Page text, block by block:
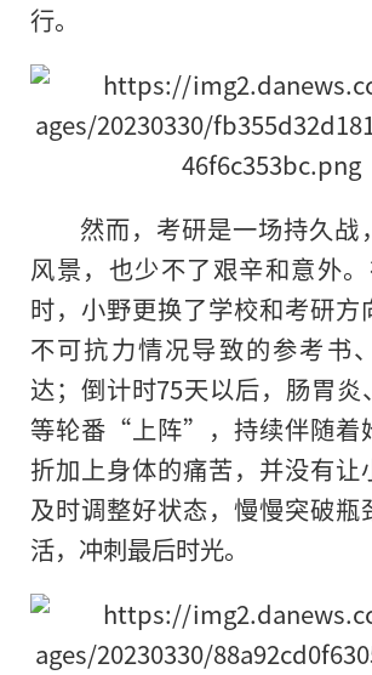
行。
然而，考研是一场持久战
风景，也少不了艰辛和意外
时，小野更换了学校和考研方
不可抗力情况导致的参考书
达；倒计时75天以后，肠胃炎
等轮番“上阵”，持续伴随着
折加上身体的痛苦，并没有让
及时调整好状态，慢慢突破瓶
活，冲刺最后时光。